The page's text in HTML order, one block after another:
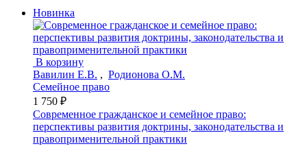
Новинка
В корзину
Вавилин Е.В. , Родионова О.М.
Семейное право
1 750 ₽
Современное гражданское и семейное право:
перспективы развития доктрины, законодательства и
правоприменительной практики